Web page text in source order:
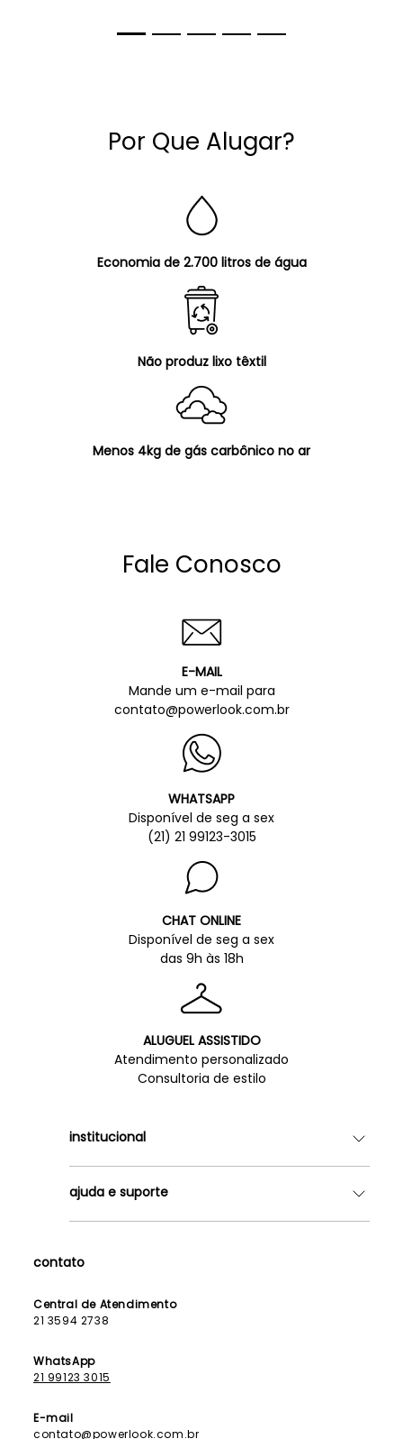
Por Que Alugar?
Economia de 2.700 litros de água
Não produz lixo têxtil
Menos 4kg de gás carbônico no ar
Fale Conosco
E-MAIL
Mande um e-mail para
contato@powerlook.com.br
WHATSAPP
Disponível de seg a sex
(21) 21 99123-3015
CHAT ONLINE
Disponível de seg a sex
das 9h às 18h
ALUGUEL ASSISTIDO
Atendimento personalizado
Consultoria de estilo
institucional
Lojas
Como Funciona
Lista de Formandas
ajuda e suporte
Política de Privacidade
contato
Central de Atendimento
21 3594 2738
WhatsApp
21 99123 3015
E-mail
contato@powerlook.com.br